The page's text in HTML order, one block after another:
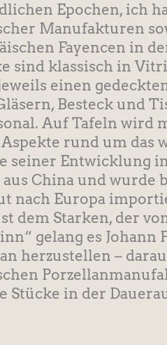
Epochen, ich
Manufakturen
Fayencen in
sind klassisch in
einen
Besteck und
Auf Tafeln wird
rund um das
seiner Entwicklung
China und wurde
nach Europa
dem Starken, der
gelang es Johann
herzustellen –
Stücke in der